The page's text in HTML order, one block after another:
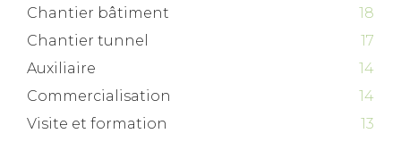
Chantier bâtiment
18
Chantier tunnel
17
Auxiliaire
14
Commercialisation
14
Visite et formation
13